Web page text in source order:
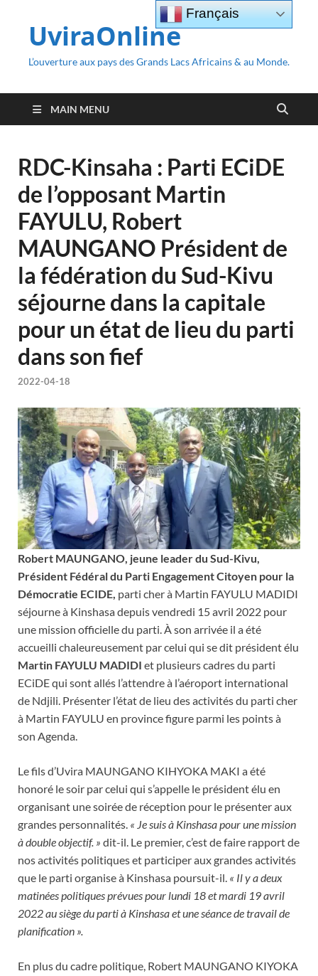
UviraOnline
L’ouverture aux pays des Grands Lacs Africains & au Monde.
MAIN MENU
RDC-Kinsaha : Parti ECiDE
de l’opposant Martin
FAYULU, Robert
MAUNGANO Président de
la fédération du Sud-Kivu
séjourne dans la capitale
pour un état de lieu du parti
dans son fief
2022-04-18
Robert MAUNGANO, jeune leader du Sud-Kivu,
Président Fédéral du Parti Engagement Citoyen pour la
Démocratie ECIDE, parti cher à Martin FAYULU MADIDI
séjourne à Kinshasa depuis vendredi 15 avril 2022 pour
une mission officielle du parti. À son arrivée il a été
accueilli chaleureusement par celui qui se dit président élu
Martin FAYULU MADIDI et plusieurs cadres du parti
ECiDE qui sont allés l’attendre à l’aéroport international
de Ndjili. Présenter l’état de lieu des activités du parti cher
à Martin FAYULU en province figure parmi les points à
son Agenda.
Le fils d’Uvira MAUNGANO KIHYOKA MAKI a été
honoré le soir par celui qui s’appelle le président élu en
organisant une soirée de réception pour le présenter aux
grandes personnalités. « Je suis à Kinshasa pour une mission
à double objectif. » dit-il. Le premier, c’est de faire rapport de
nos activités politiques et participer aux grandes activités
que le parti organise à Kinshasa poursuit-il. « Il y a deux
matinées politiques prévues pour lundi 18 et mardi 19 avril
2022 au siège du parti à Kinshasa et une séance de travail de
planification ».
En plus du cadre politique, Robert MAUNGANO KIYOKA
Français